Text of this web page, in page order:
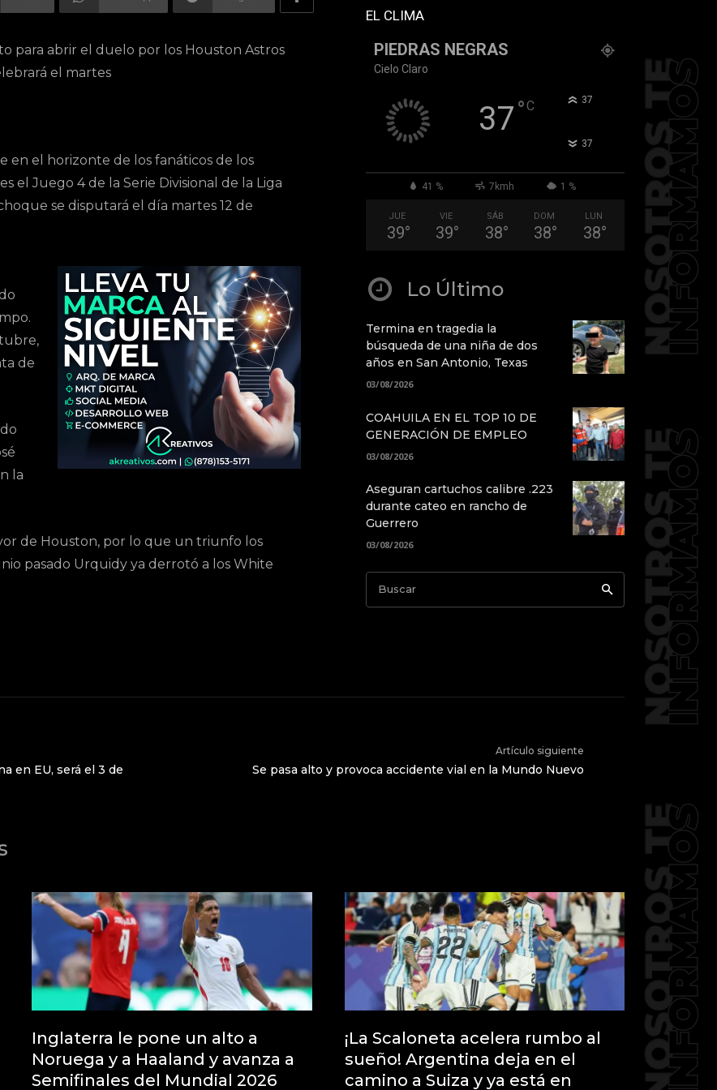
para abrir el duelo por los Houston Astros
el martes
en el horizonte de los fanáticos de los
el Juego 4 de la Serie Divisional de la Liga
se disputará el día martes 12 de
de
la
de Houston, por lo que un triunfo los
pasado Urquidy ya derrotó a los White
EL CLIMA
PIEDRAS NEGRAS
Cielo Claro
37°C 37
37
41 % 7kmh 1 %
JUE
39°
VIE
39°
SÁB
38°
DOM
38°
LUN
38°
Lo Último
Termina en tragedia la
búsqueda de una niña de dos
años en San Antonio, Texas
03/08/2026
COAHUILA EN EL TOP 10 DE
GENERACIÓN DE EMPLEO
03/08/2026
Aseguran cartuchos calibre .223
durante cateo en rancho de
Guerrero
03/08/2026
Buscar
en EU, será el 3 de
Artículo siguiente
Se pasa alto y provoca accidente vial en la Mundo Nuevo
Inglaterra le pone un alto a
Noruega y a Haaland y avanza a
Semifinales del Mundial 2026
¡La Scaloneta acelera rumbo al
sueño! Argentina deja en el
camino a Suiza y ya está en